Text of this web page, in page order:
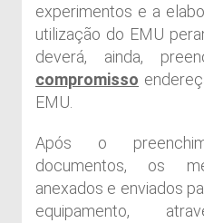
experimentos e a
utilização do EMU
deverá, ainda,
compromisso
EMU.
Após o
documentos, os
anexados e enviados
equipamento,